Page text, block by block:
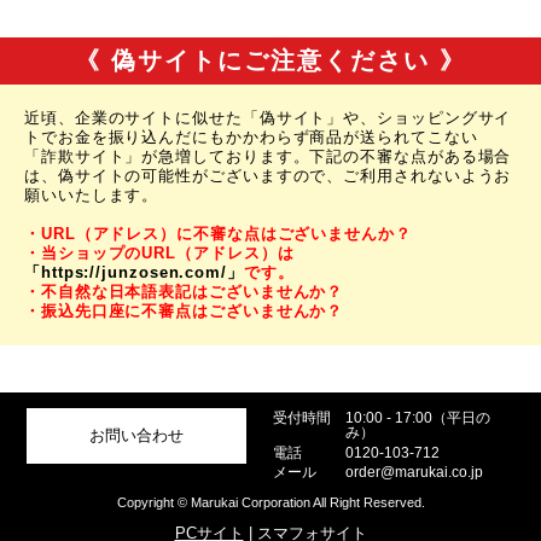
《 偽サイトにご注意ください 》
近頃、企業のサイトに似せた「偽サイト」や、ショッピングサイ
トでお金を振り込んだにもかかわらず商品が送られてこない
「詐欺サイト」が急増しております。下記の不審な点がある場合
は、偽サイトの可能性がございますので、ご利用されないようお
願いいたします。
・URL（アドレス）に不審な点はございませんか？
・当ショップのURL（アドレス）は
「https://junzosen.com/」 です。
・不自然な日本語表記はございませんか？
・振込先口座に不審点はございませんか？
お問い合わせ
受付時間
10:00 - 17:00（平日の
み）
電話
0120-103-712
メール
order@marukai.co.jp
Copyright © Marukai Corporation All Right Reserved.
PCサイト | スマフォサイト